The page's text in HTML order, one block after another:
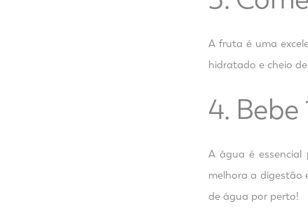
A fruta é uma
hidratado e cheio
4.
A água é
melhora a digestão
de água por perto!